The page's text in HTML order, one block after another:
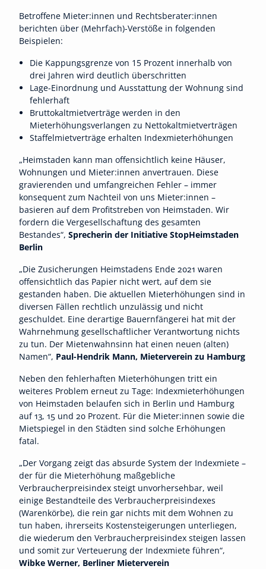
Betroffene Mieter:innen und Rechtsberater:innen
berichten über (Mehrfach)-Verstöße in folgenden
Beispielen:
Die Kappungsgrenze von 15 Prozent innerhalb von
drei Jahren wird deutlich überschritten
Lage-Einordnung und Ausstattung der Wohnung sind
fehlerhaft
Bruttokaltmietverträge werden in den
Mieterhöhungsverlangen zu Nettokaltmietverträgen
Staffelmietverträge erhalten Indexmieterhöhungen
„Heimstaden kann man offensichtlich keine Häuser,
Wohnungen und Mieter:innen anvertrauen. Diese
gravierenden und umfangreichen Fehler – immer
konsequent zum Nachteil von uns Mieter:innen –
basieren auf dem Profitstreben von Heimstaden. Wir
fordern die Vergesellschaftung des gesamten
Bestandes“, Sprecherin der Initiative StopHeimstaden
Berlin
„Die Zusicherungen Heimstadens Ende 2021 waren
offensichtlich das Papier nicht wert, auf dem sie
gestanden haben. Die aktuellen Mieterhöhungen sind in
diversen Fällen rechtlich unzulässig und nicht
geschuldet. Eine derartige Bauernfängerei hat mit der
Wahrnehmung gesellschaftlicher Verantwortung nichts
zu tun. Der Mietenwahnsinn hat einen neuen (alten)
Namen“, Paul-Hendrik Mann, Mieterverein zu Hamburg
Neben den fehlerhaften Mieterhöhungen tritt ein
weiteres Problem erneut zu Tage: Indexmieterhöhungen
von Heimstaden belaufen sich in Berlin und Hamburg
auf 13, 15 und 20 Prozent. Für die Mieter:innen sowie die
Mietspiegel in den Städten sind solche Erhöhungen
fatal.
„Der Vorgang zeigt das absurde System der Indexmiete –
der für die Mieterhöhung maßgebliche
Verbraucherpreisindex steigt unvorhersehbar, weil
einige Bestandteile des Verbraucherpreisindexes
(Warenkörbe), die rein gar nichts mit dem Wohnen zu
tun haben, ihrerseits Kostensteigerungen unterliegen,
die wiederum den Verbraucherpreisindex steigen lassen
und somit zur Verteuerung der Indexmiete führen“,
Wibke Werner, Berliner Mieterverein